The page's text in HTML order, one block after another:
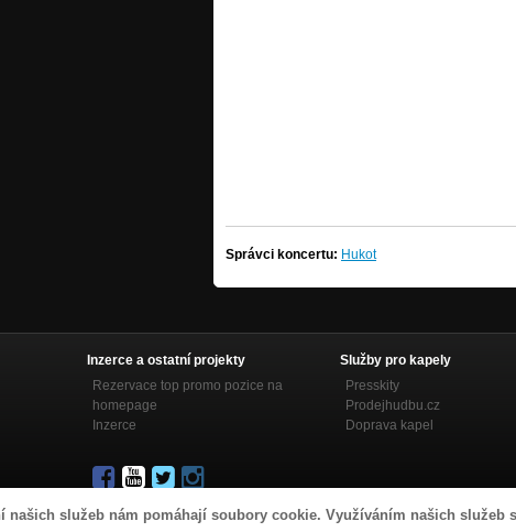
našich služeb nám pomáhají soubory cookie. Využíváním našich služeb
Správci koncertu: Hukot
Inzerce a ostatní projekty
Rezervace top promo pozice na
homepage
Inzerce
Služby pro kapely
Presskity
Prodejhudbu.cz
Doprava kapel